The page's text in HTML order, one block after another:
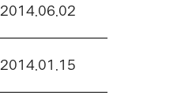
2014.06.02
2014.01.15